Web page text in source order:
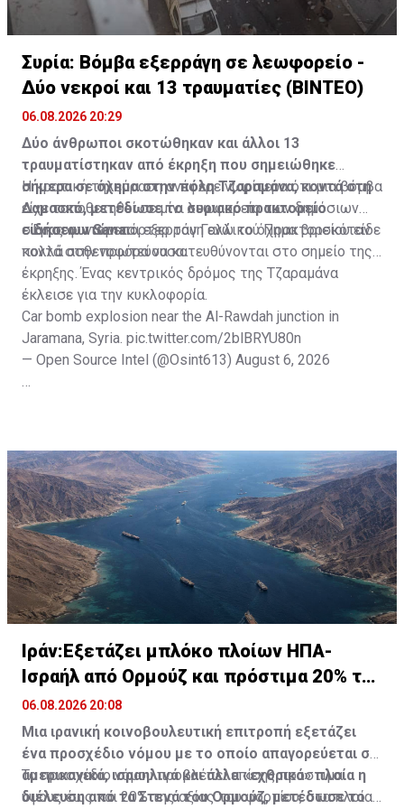
Συρία: Βόμβα εξερράγη σε λεωφορείο -
Δύο νεκροί και 13 τραυματίες (ΒΙΝΤΕΟ)
06.08.2026 20:29
Δύο άνθρωποι σκοτώθηκαν και άλλοι 13
τραυματίστηκαν από έκρηξη που σημειώθηκε
σήμερα σε όχημα στην πόλη Τζαραμάνα, κοντά στη
Δαμασκό, μετέδωσε το συριακό πρακτορείο
ειδήσεων Sana.
Η κρατική τηλεόραση ανέφερε νωρίτερα ότι μια βόμβα
είχε τοποθετηθεί σε μίνι λεωφορείο των δημόσιων
συγκοινωνιών και εξερράγη ενώ το όχημα βρισκόταν
κοντά στην πρωτεύουσα.
Ένας φωτορεπόρτερ του Γαλλικού Πρακτορείου είδε
πολλά ασθενοφόρα να κατευθύνονται στο σημείο της
έκρηξης. Ένας κεντρικός δρόμος της Τζαραμάνα
έκλεισε για την κυκλοφορία.
Car bomb explosion near the Al-Rawdah junction in
Jaramana, Syria. pic.twitter.com/2blBRYU80n
— Open Source Intel (@Osint613) August 6, 2026
Ιράν:Εξετάζει μπλόκο πλοίων ΗΠΑ-
Ισραήλ από Ορμούζ και πρόστιμα 20% του
φορτίου
06.08.2026 20:08
Μια ιρανική κοινοβουλευτική επιτροπή εξετάζει
ένα προσχέδιο νόμου με το οποίο απαγορεύεται σε
αμερικανικά, ισραηλινά και άλλα «εχθρικά» πλοία η
διέλευση από τα Στενά του Ορμούζ, μετέδωσε το
Το προσχέδιο νόμου προβλέπει επίσης πρόστιμα
ύψους έως και 20% της αξίας του φορτίου, στα πλοία